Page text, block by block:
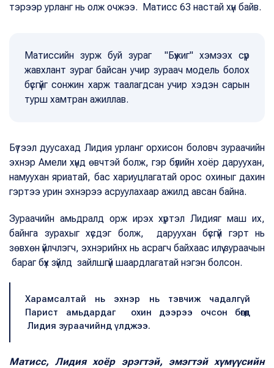
тэрээр урланг нь олж очжээ. Матисс 63 настай хүн байв.
Матиссийн зурж буй зураг "Бүжиг" хэмээх сүр
жавхлант зураг байсан учир зураач модель болох
бүсгүйг сонжин харж таалагдсан учир хэдэн сарын
турш хамтран ажиллав.
Бүтээл дуусахад Лидия урланг орхисон боловч зураачийн
эхнэр Амели хүнд өвчтэй болж, гэр бүлийн хоёр даруухан,
намуухан яриатай, бас хариуцлагатай орос охиныг дахин
гэртээ урин эхнэрээ асруулахаар ажилд авсан байна.
Зураачийн амьдралд орж ирэх хүртэл Лидияг маш их,
байнга зурахыг хүсдэг болж, даруухан бүсгүй гэрт нь
зөвхөн үйлчлэгч, эхнэрийнх нь асрагч байхаас илүү зураачын
бараг бүх зүйлд зайлшгүй шаардлагатай нэгэн болсон.
Харамсалтай нь эхнэр нь тэвчиж чадалгүй
Парист амьдардаг охин дээрээ очсон бөгөөд
Лидия зураачийнд үлджээ.
Матисс, Лидия хоёр эрэгтэй, эмэгтэй хүмүүсийн